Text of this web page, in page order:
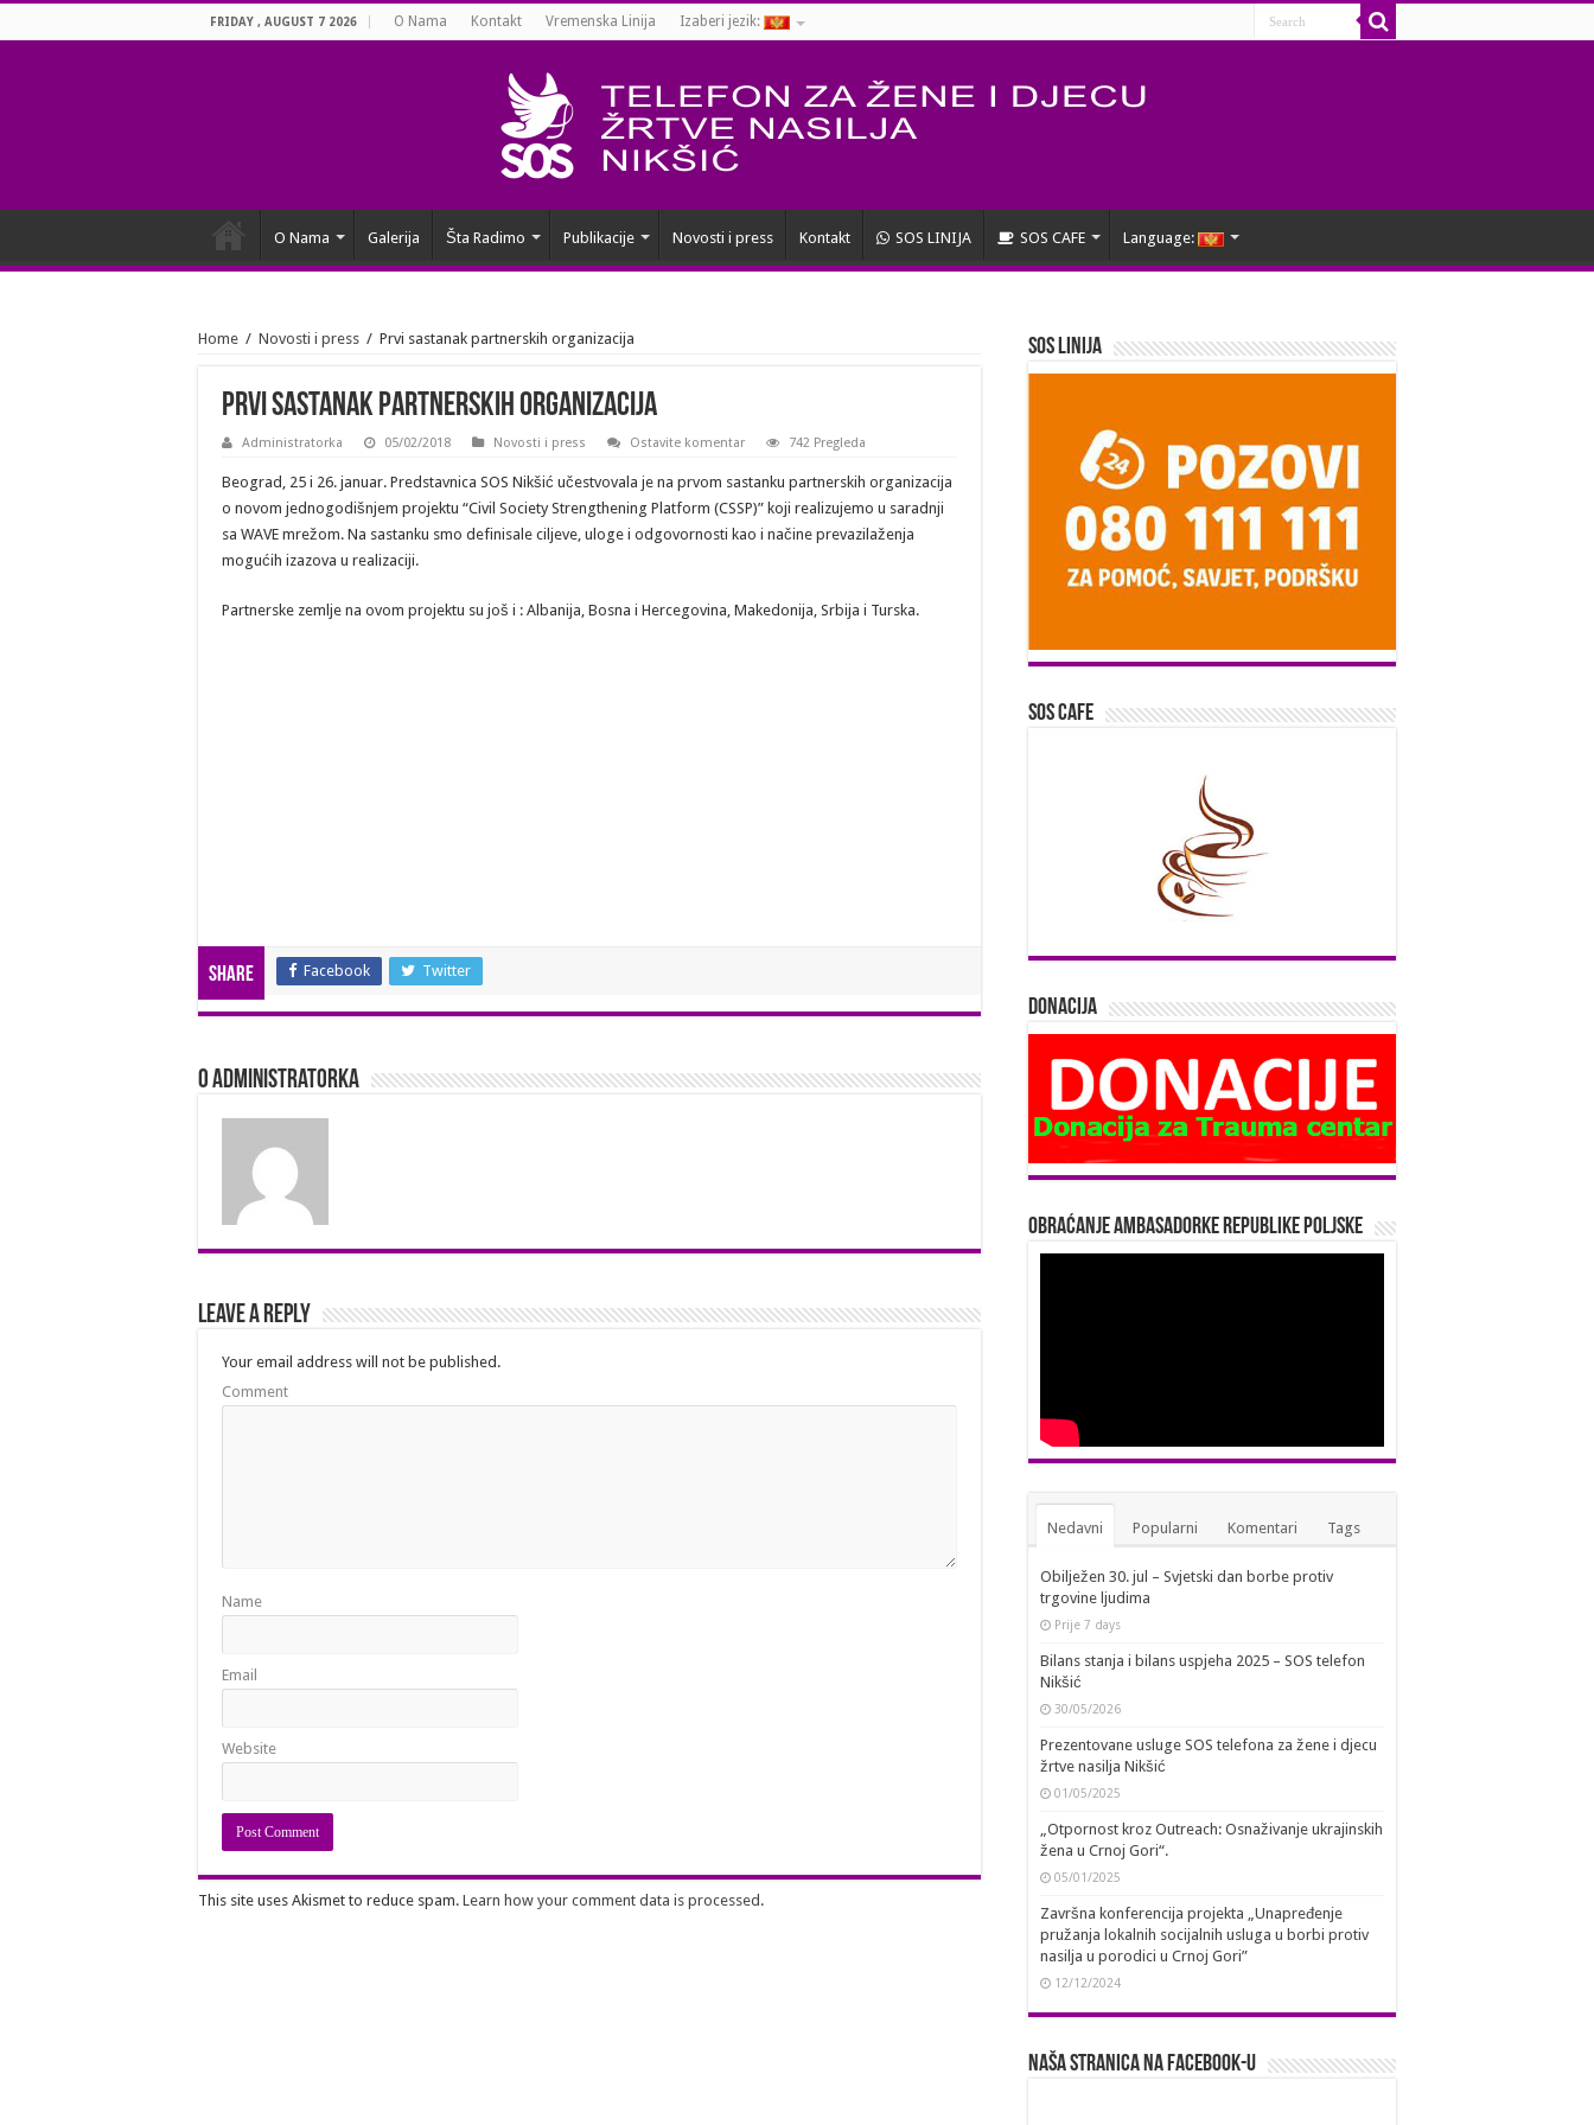
FRIDAY , AUGUST 7 2026 O Nama Kontakt Vremenska Linija Izaberi jezik:
O Nama Galerija Šta Radimo Publikacije Novosti i press Kontakt SOS LINIJA SOS CAFE Language:
Home / Novosti i press / Prvi sastanak partnerskih organizacija
Prvi sastanak partnerskih organizacija
Administratorka 05/02/2018 Novosti i press Ostavite komentar 742 Pregleda
Beograd, 25 i 26. januar. Predstavnica SOS Nikšić učestvovala je na prvom sastanku partnerskih organizacija
o novom jednogodišnjem projektu “Civil Society Strengthening Platform (CSSP)” koji realizujemo u saradnji
sa WAVE mrežom. Na sastanku smo definisale ciljeve, uloge i odgovornosti kao i načine prevazilaženja
mogućih izazova u realizaciji.
Partnerske zemlje na ovom projektu su još i : Albanija, Bosna i Hercegovina, Makedonija, Srbija i Turska.
Share Facebook Twitter
O Administratorka
Leave a Reply
Your email address will not be published.
Comment
Name
Email
Website
This site uses Akismet to reduce spam. Learn how your comment data is processed .
SOS Linija
SOS Cafe
Donacija
Obraćanje Ambasadorke Republike Poljske
Nedavni Popularni Komentari Tags
Obilježen 30. jul – Svjetski dan borbe protiv
trgovine ljudima
Prije 7 days
Bilans stanja i bilans uspjeha 2025 – SOS telefon
Nikšić
30/05/2026
Prezentovane usluge SOS telefona za žene i djecu
žrtve nasilja Nikšić
01/05/2025
„Otpornost kroz Outreach: Osnaživanje ukrajinskih
žena u Crnoj Gori“.
05/01/2025
Završna konferencija projekta „Unapređenje
pružanja lokalnih socijalnih usluga u borbi protiv
nasilja u porodici u Crnoj Gori”
12/12/2024
Naša stranica na Facebook-u